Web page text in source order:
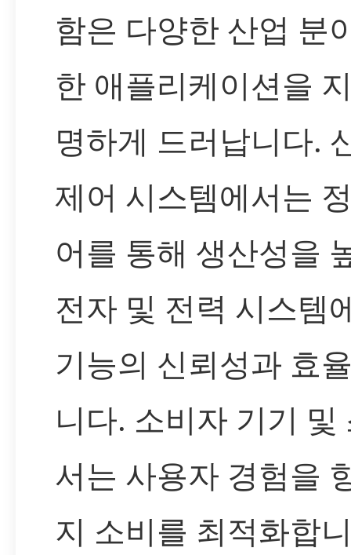
함은 다양한 산업 분
한 애플리케이션을
명하게 드러납니다.
제어 시스템에서는
어를 통해 생산성을
전자 및 전력 시스템
기능의 신뢰성과 효
니다. 소비자 기기
서는 사용자 경험을
지 소비를 최적화합